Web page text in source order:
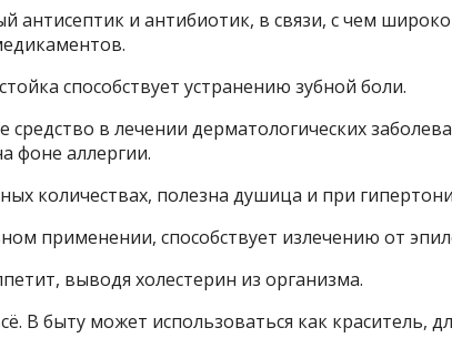
антисептик и антибиотик, в связи, с чем широко
способствует устранению зубной боли.
средство в лечении дерматологических
фоне аллергии.
количествах, полезна душица и при
применении, способствует излечению от
выводя холестерин из организма.
В быту может использоваться как краситель,